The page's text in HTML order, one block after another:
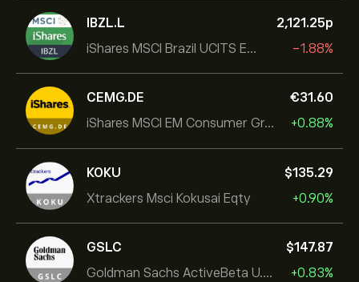
IBZL.L
iShares MSCI Brazil UCITS ETF (Dist)
2,121.25‎p‎
-1.88%
CEMG.DE
iShares MSCI EM Consumer Growth UCITS ETF
‎€‎31.60
+0.88%
KOKU
Xtrackers Msci Kokusai Eqty
‎$‎135.29
+0.90%
GSLC
Goldman Sachs ActiveBeta U.S. Large Cap Equity ETF
‎$‎147.87
+0.83%